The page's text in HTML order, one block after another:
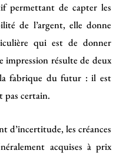
permettant de capter les
de l’argent, elle donne
qui est de donner
résulte de deux
fabrique du futur : il est
pas certain.
d’incertitude, les créances
acquises à prix